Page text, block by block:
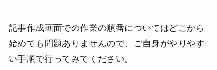
記事作成画面での作業の順番についてはどこから
始めても問題ありませんので、ご自身がやりやす
い手順で行ってみてください。